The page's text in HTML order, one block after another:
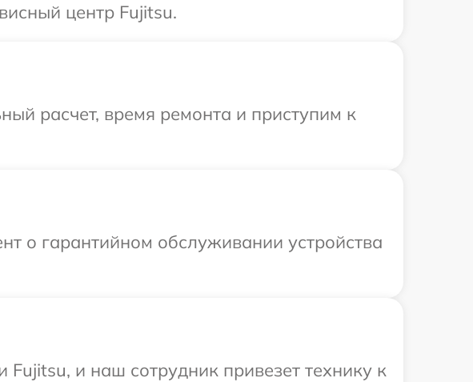
центр Fujitsu.
расчет, время ремонта и приступим к
о гарантийном обслуживании устройства
и наш сотрудник привезет технику к